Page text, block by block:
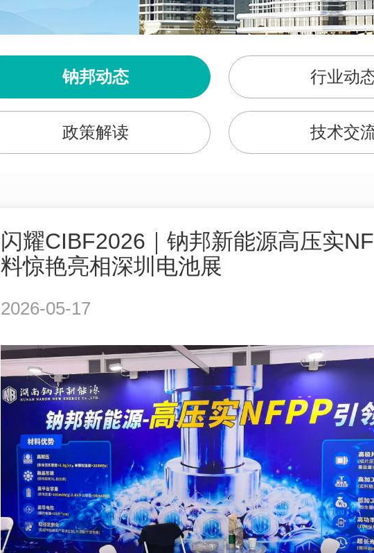
钠邦动态 行业动
政策解读 技术交
闪耀CIBF2026｜钠邦新能源高压实
料惊艳亮相深圳电池展
2026-05-17